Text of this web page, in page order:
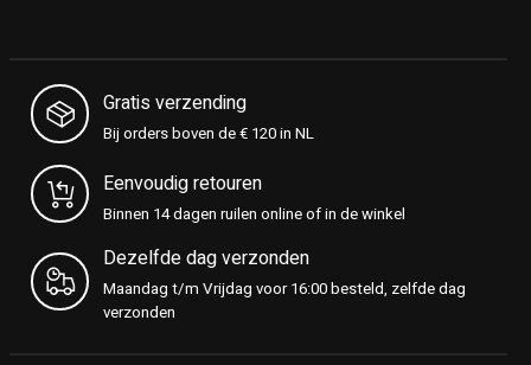
Gratis verzending
Bij orders boven de € 120 in NL
Eenvoudig retouren
Binnen 14 dagen ruilen online of in de winkel
Dezelfde dag verzonden
Maandag t/m Vrijdag voor 16:00 besteld, zelfde dag
verzonden